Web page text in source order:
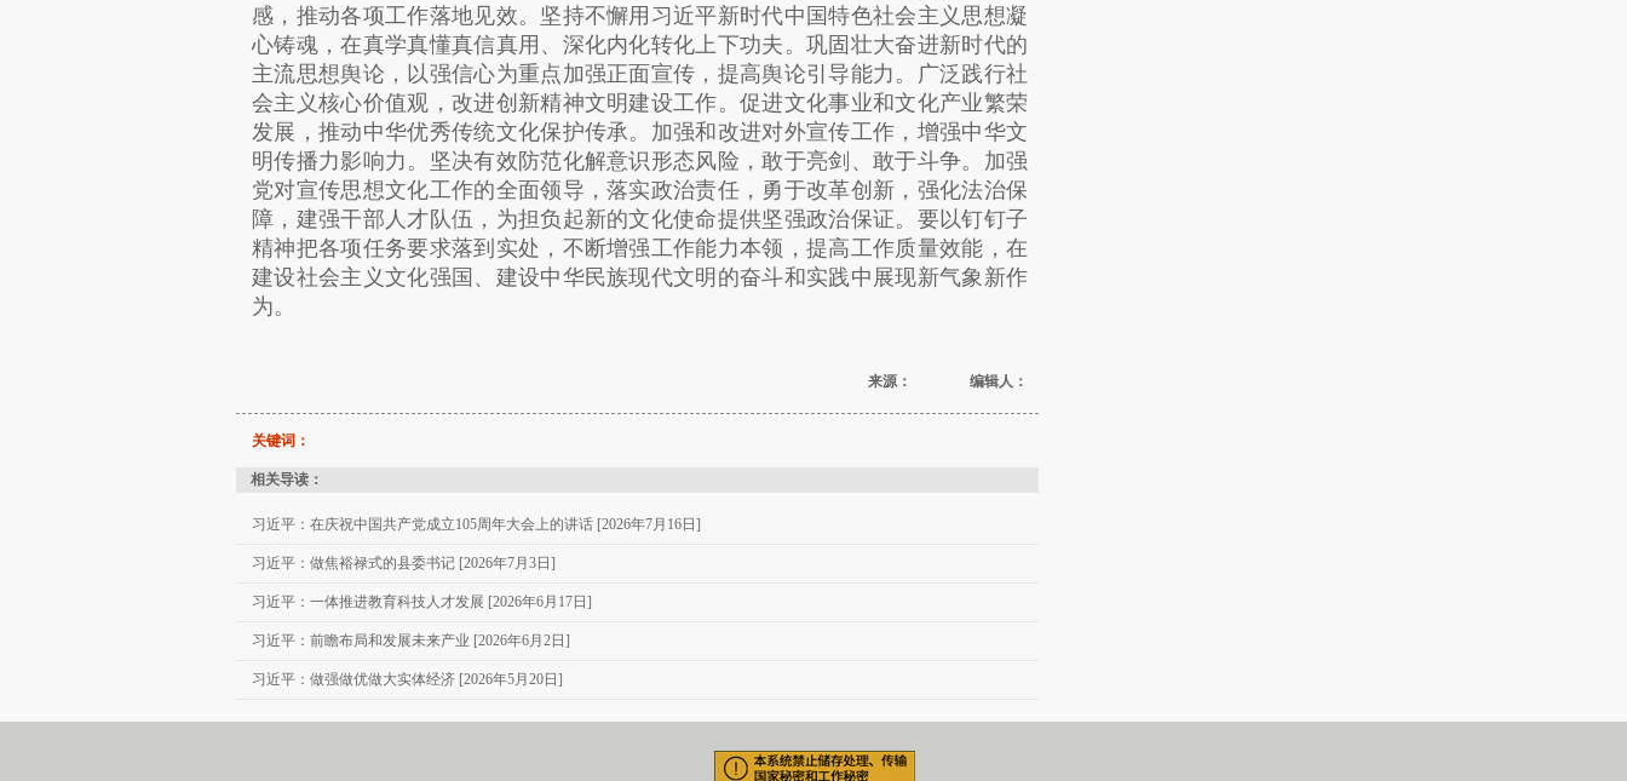
感，推动各项工作落地见效。坚持不懈用习近平新时代中国特色社会主义思想凝
心铸魂，在真学真懂真信真用、深化内化转化上下功夫。巩固壮大奋进新时代的
主流思想舆论，以强信心为重点加强正面宣传，提高舆论引导能力。广泛践行社
会主义核心价值观，改进创新精神文明建设工作。促进文化事业和文化产业繁荣
发展，推动中华优秀传统文化保护传承。加强和改进对外宣传工作，增强中华文
明传播力影响力。坚决有效防范化解意识形态风险，敢于亮剑、敢于斗争。加强
党对宣传思想文化工作的全面领导，落实政治责任，勇于改革创新，强化法治保
障，建强干部人才队伍，为担负起新的文化使命提供坚强政治保证。要以钉钉子
精神把各项任务要求落到实处，不断增强工作能力本领，提高工作质量效能，在
建设社会主义文化强国、建设中华民族现代文明的奋斗和实践中展现新气象新作
为。
来源： 编辑人：
关键词：
相关导读：
习近平：在庆祝中国共产党成立105周年大会上的讲话 [2026年7月16日]
习近平：做焦裕禄式的县委书记 [2026年7月3日]
习近平：一体推进教育科技人才发展 [2026年6月17日]
习近平：前瞻布局和发展未来产业 [2026年6月2日]
习近平：做强做优做大实体经济 [2026年5月20日]